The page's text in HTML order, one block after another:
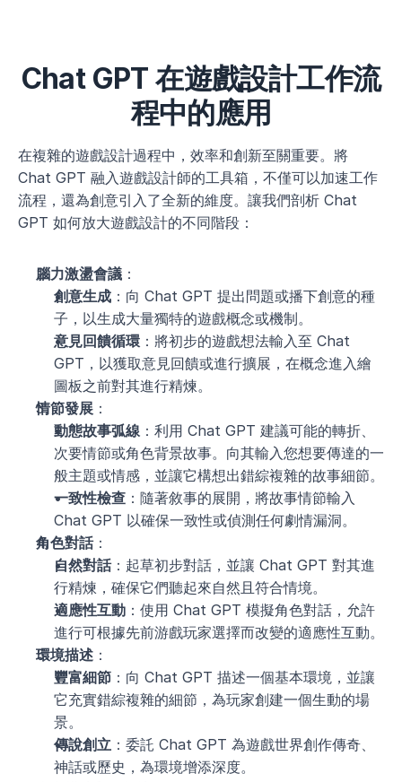
Chat GPT 在遊戲設計工作流
程中的應用
在複雜的遊戲設計過程中，效率和創新至關重要。將
Chat GPT 融入遊戲設計師的工具箱，不僅可以加速工作
流程，還為創意引入了全新的維度。讓我們剖析 Chat
GPT 如何放大遊戲設計的不同階段：
腦力激盪會議 ：
創意生成 ：向 Chat GPT 提出問題或播下創意的種
子，以生成大量獨特的遊戲概念或機制。
意見回饋循環 ：將初步的遊戲想法輸入至 Chat
GPT，以獲取意見回饋或進行擴展，在概念進入繪
圖板之前對其進行精煉。
情節發展 ：
動態故事弧線 ：利用 Chat GPT 建議可能的轉折、
次要情節或角色背景故事。向其輸入您想要傳達的一
般主題或情感，並讓它構想出錯綜複雜的故事細節。
一致性檢查 ：隨著敘事的展開，將故事情節輸入
Chat GPT 以確保一致性或偵測任何劇情漏洞。
角色對話：
自然對話：起草初步對話，並讓 Chat GPT 對其進
行精煉，確保它們聽起來自然且符合情境。
適應性互動 ：使用 Chat GPT 模擬角色對話，允許
進行可根據先前游戲玩家選擇而改變的適應性互動。
環境描述 ：
豐富細節 ：向 Chat GPT 描述一個基本環境，並讓
它充實錯綜複雜的細節，為玩家創建一個生動的場
景。
傳說創立 ：委託 Chat GPT 為遊戲世界創作傳奇、
神話或歷史，為環境增添深度。